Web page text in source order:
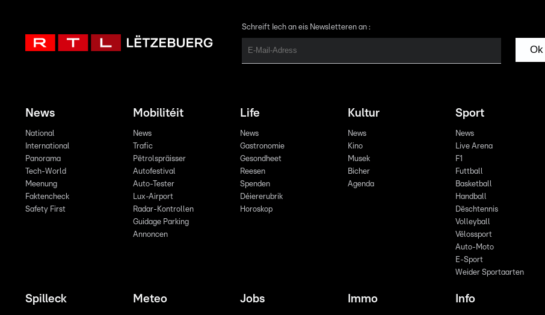
Schreift Iech an eis Newsletteren an :
Ok
News
National
International
Panorama
Tech-World
Meenung
Faktencheck
Safety First
Mobilitéit
News
Trafic
Pëtrolspräisser
Autofestival
Auto-Tester
Lux-Airport
Radar-Kontrollen
Guidage Parking
Annoncen
Life
News
Gastronomie
Gesondheet
Reesen
Spenden
Déiererubrik
Horoskop
Kultur
News
Kino
Musek
Bicher
Agenda
Sport
News
Live Arena
F1
Futtball
Basketball
Handball
Dëschtennis
Volleyball
Vëlossport
Auto-Moto
E-Sport
Weider Sportaarten
Spilleck Meteo Jobs Immo Info